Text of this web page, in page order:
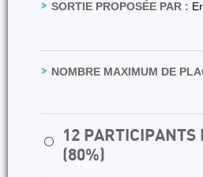
SORTIE PROPOSÉE PAR :
NOMBRE MAXIMUM DE
⚪
12 PARTICIPANTS
(80%)